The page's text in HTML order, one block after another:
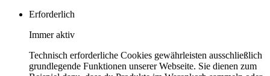
Erforderlich
Immer aktiv
Technisch erforderliche Cookies gewährleisten ausschließlich
grundlegende Funktionen unserer Webseite. Sie dienen zum